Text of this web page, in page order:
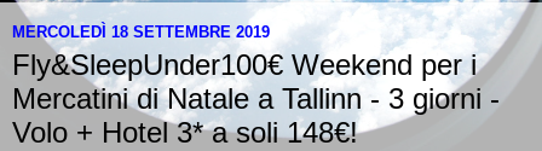
MERCOLEDÌ 18 SETTEMBRE 2019
Fly&SleepUnder100€ Weekend per i
Mercatini di Natale a Tallinn - 3 giorni -
Volo + Hotel 3* a soli 148€!